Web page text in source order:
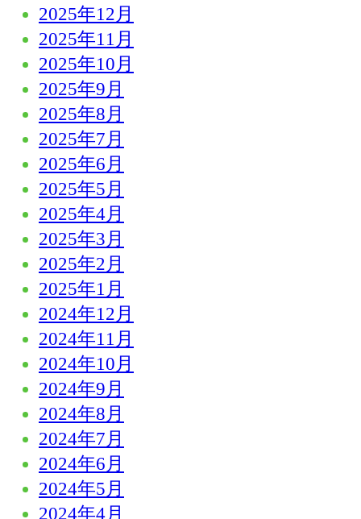
2025年12月
2025年11月
2025年10月
2025年9月
2025年8月
2025年7月
2025年6月
2025年5月
2025年4月
2025年3月
2025年2月
2025年1月
2024年12月
2024年11月
2024年10月
2024年9月
2024年8月
2024年7月
2024年6月
2024年5月
2024年4月